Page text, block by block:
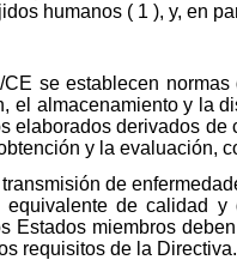
humanos ( 1 ), y, en
se establecen
el almacenamiento y la
elaborados derivados
y la evaluación,
de
equivalente de calidad
Estados miembros
requisitos de la Directiva.